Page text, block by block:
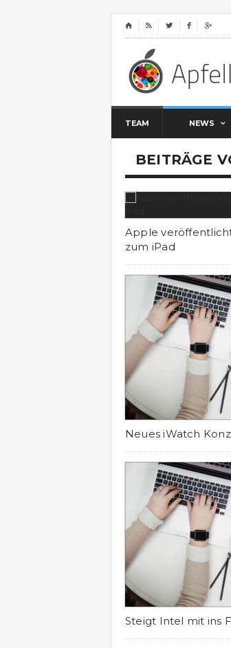
⌂    
TEAM NEWS
BEITRÄGE
Apple
zum iPad
Neues iWatch
Steigt Intel mit ins